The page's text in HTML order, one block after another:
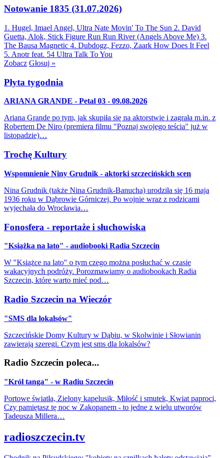
Notowanie 1835 (31.07.2026)
1. Hugel, Imael Angel, Ultra Nate Movin' To The Sun 2. David
Guetta, Alok, Stick Figure Run Run River (Angels Above Me) 3.
The Bausa Magnetic 4. Dubdogz, Fezzo, Zaark How Does It Feel
5. Anotr feat. 54 Ultra Talk To You
Zobacz Głosuj »
Płyta tygodnia
ARIANA GRANDE - Petal 03 - 09.08.2026
Ariana Grande po tym, jak skupiła się na aktorstwie i zagrała m.in. z
Robertem De Niro (premiera filmu "Poznaj swojego teścia" już w
listopadzie)…
Trochę Kultury
Wspomnienie Niny Grudnik - aktorki szczecińskich scen
Nina Grudnik (także Nina Grudnik-Banucha) urodziła się 16 maja
1936 roku w Dąbrowie Górniczej. Po wojnie wraz z rodzicami
wyjechała do Wrocławia…
Fonosfera - reportaże i słuchowiska
"Książka na lato" - audiobooki Radia Szczecin
W "Książce na lato" o tym czego można posłuchać w czasie
wakacyjnych podróży. Porozmawiamy o audiobookach Radia
Szczecin, które warto mieć pod…
Radio Szczecin na Wieczór
"SMS dla lokalsów"
Szczecińskie Domy Kultury w Dąbiu, w Skolwinie i Słowianin
zawierają szeregi. Czym jest sms dla lokalsów?
Radio Szczecin poleca...
"Król tanga" - w Radiu Szczecin
Portowe światła, Zielony kapelusik, Miłość i smutek, Kwiat paproci,
Czy pamiętasz tę noc w Zakopanem - to jedne z wielu utworów
Tadeusza Millera…
radioszczecin.tv